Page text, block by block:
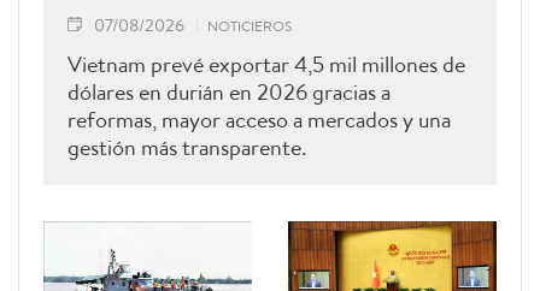
07/08/2026 NOTICIEROS
Vietnam prevé exportar 4,5 mil millones de
dólares en durián en 2026 gracias a
reformas, mayor acceso a mercados y una
gestión más transparente.